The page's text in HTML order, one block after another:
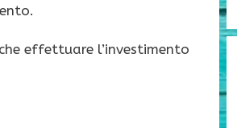
effettuare l’investimento